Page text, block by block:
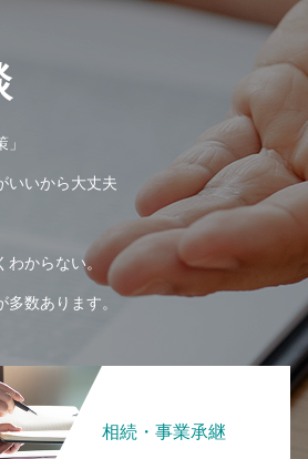
いいから大丈夫
わからない。
数あります。
相続・事業承継